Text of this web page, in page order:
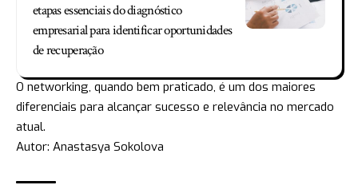
etapas essenciais do diagnóstico
empresarial para identificar oportunidades
de recuperação
O networking, quando bem praticado, é um dos maiores
diferenciais para alcançar sucesso e relevância no mercado
atual.
Autor: Anastasya Sokolova